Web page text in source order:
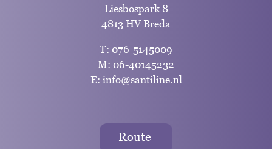
Liesbospark 8
4813 HV Breda
T: 076-5145009
M: 06-40145232
E: info@santiline.nl
Route